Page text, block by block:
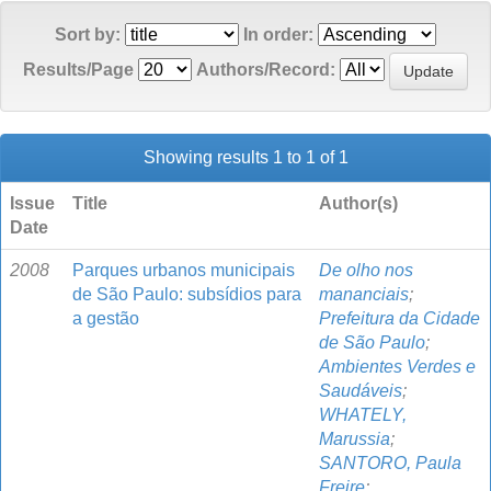
Sort by:
In order:
Results/Page
Authors/Record:
Showing results 1 to 1 of 1
Issue
Date
Title Author(s)
2008
Parques urbanos municipais
de São Paulo: subsídios para
a gestão
De olho nos
mananciais;
Prefeitura da Cidade
de São Paulo;
Ambientes Verdes e
Saudáveis;
WHATELY,
Marussia;
SANTORO, Paula
Freire;